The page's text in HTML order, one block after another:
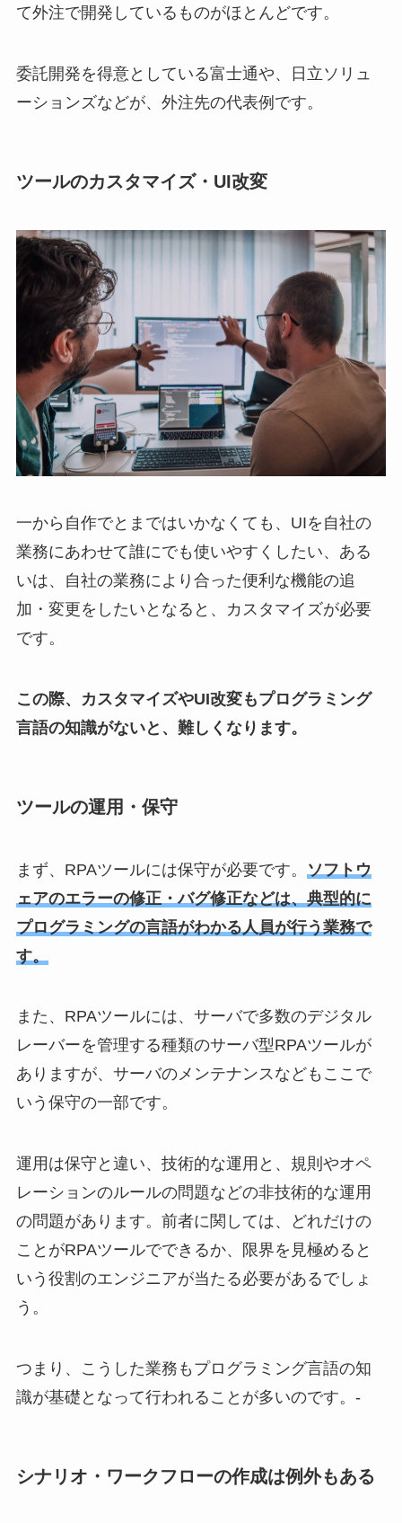
て外注で開発しているものがほとんどです。
委託開発を得意としている富士通や、日立ソリュ
ーションズなどが、外注先の代表例です。
ツールのカスタマイズ・UI改変
一から自作でとまではいかなくても、UIを自社の
業務にあわせて誰にでも使いやすくしたい、ある
いは、自社の業務により合った便利な機能の追
加・変更をしたいとなると、カスタマイズが必要
です。
この際、カスタマイズやUI改変もプログラミング
言語の知識がないと、難しくなります。
ツールの運用・保守
まず、RPAツールには保守が必要です。
ソフトウ
ェアのエラーの修正・バグ修正などは、典型的に
プログラミングの言語がわかる人員が行う業務で
す。
また、RPAツールには、サーバで多数のデジタル
レーバーを管理する種類のサーバ型RPAツールが
ありますが、サーバのメンテナンスなどもここで
いう保守の一部です。
運用は保守と違い、技術的な運用と、規則やオペ
レーションのルールの問題などの非技術的な運用
の問題があります。前者に関しては、どれだけの
ことがRPAツールでできるか、限界を見極めると
いう役割のエンジニアが当たる必要があるでしょ
う。
つまり、こうした業務もプログラミング言語の知
識が基礎となって行われることが多いのです。-
シナリオ・ワークフローの作成は例外もある